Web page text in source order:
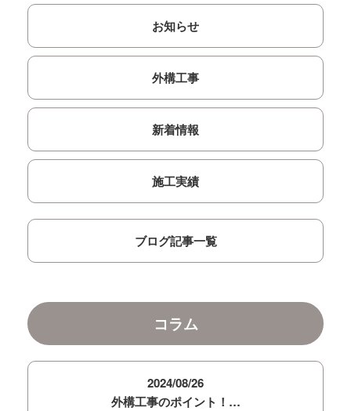
お知らせ
外構工事
新着情報
施工実績
ブログ記事一覧
コラム
2024/08/26
外構工事のポイント！…